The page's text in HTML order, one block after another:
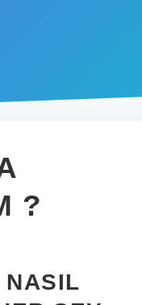
?
NASIL